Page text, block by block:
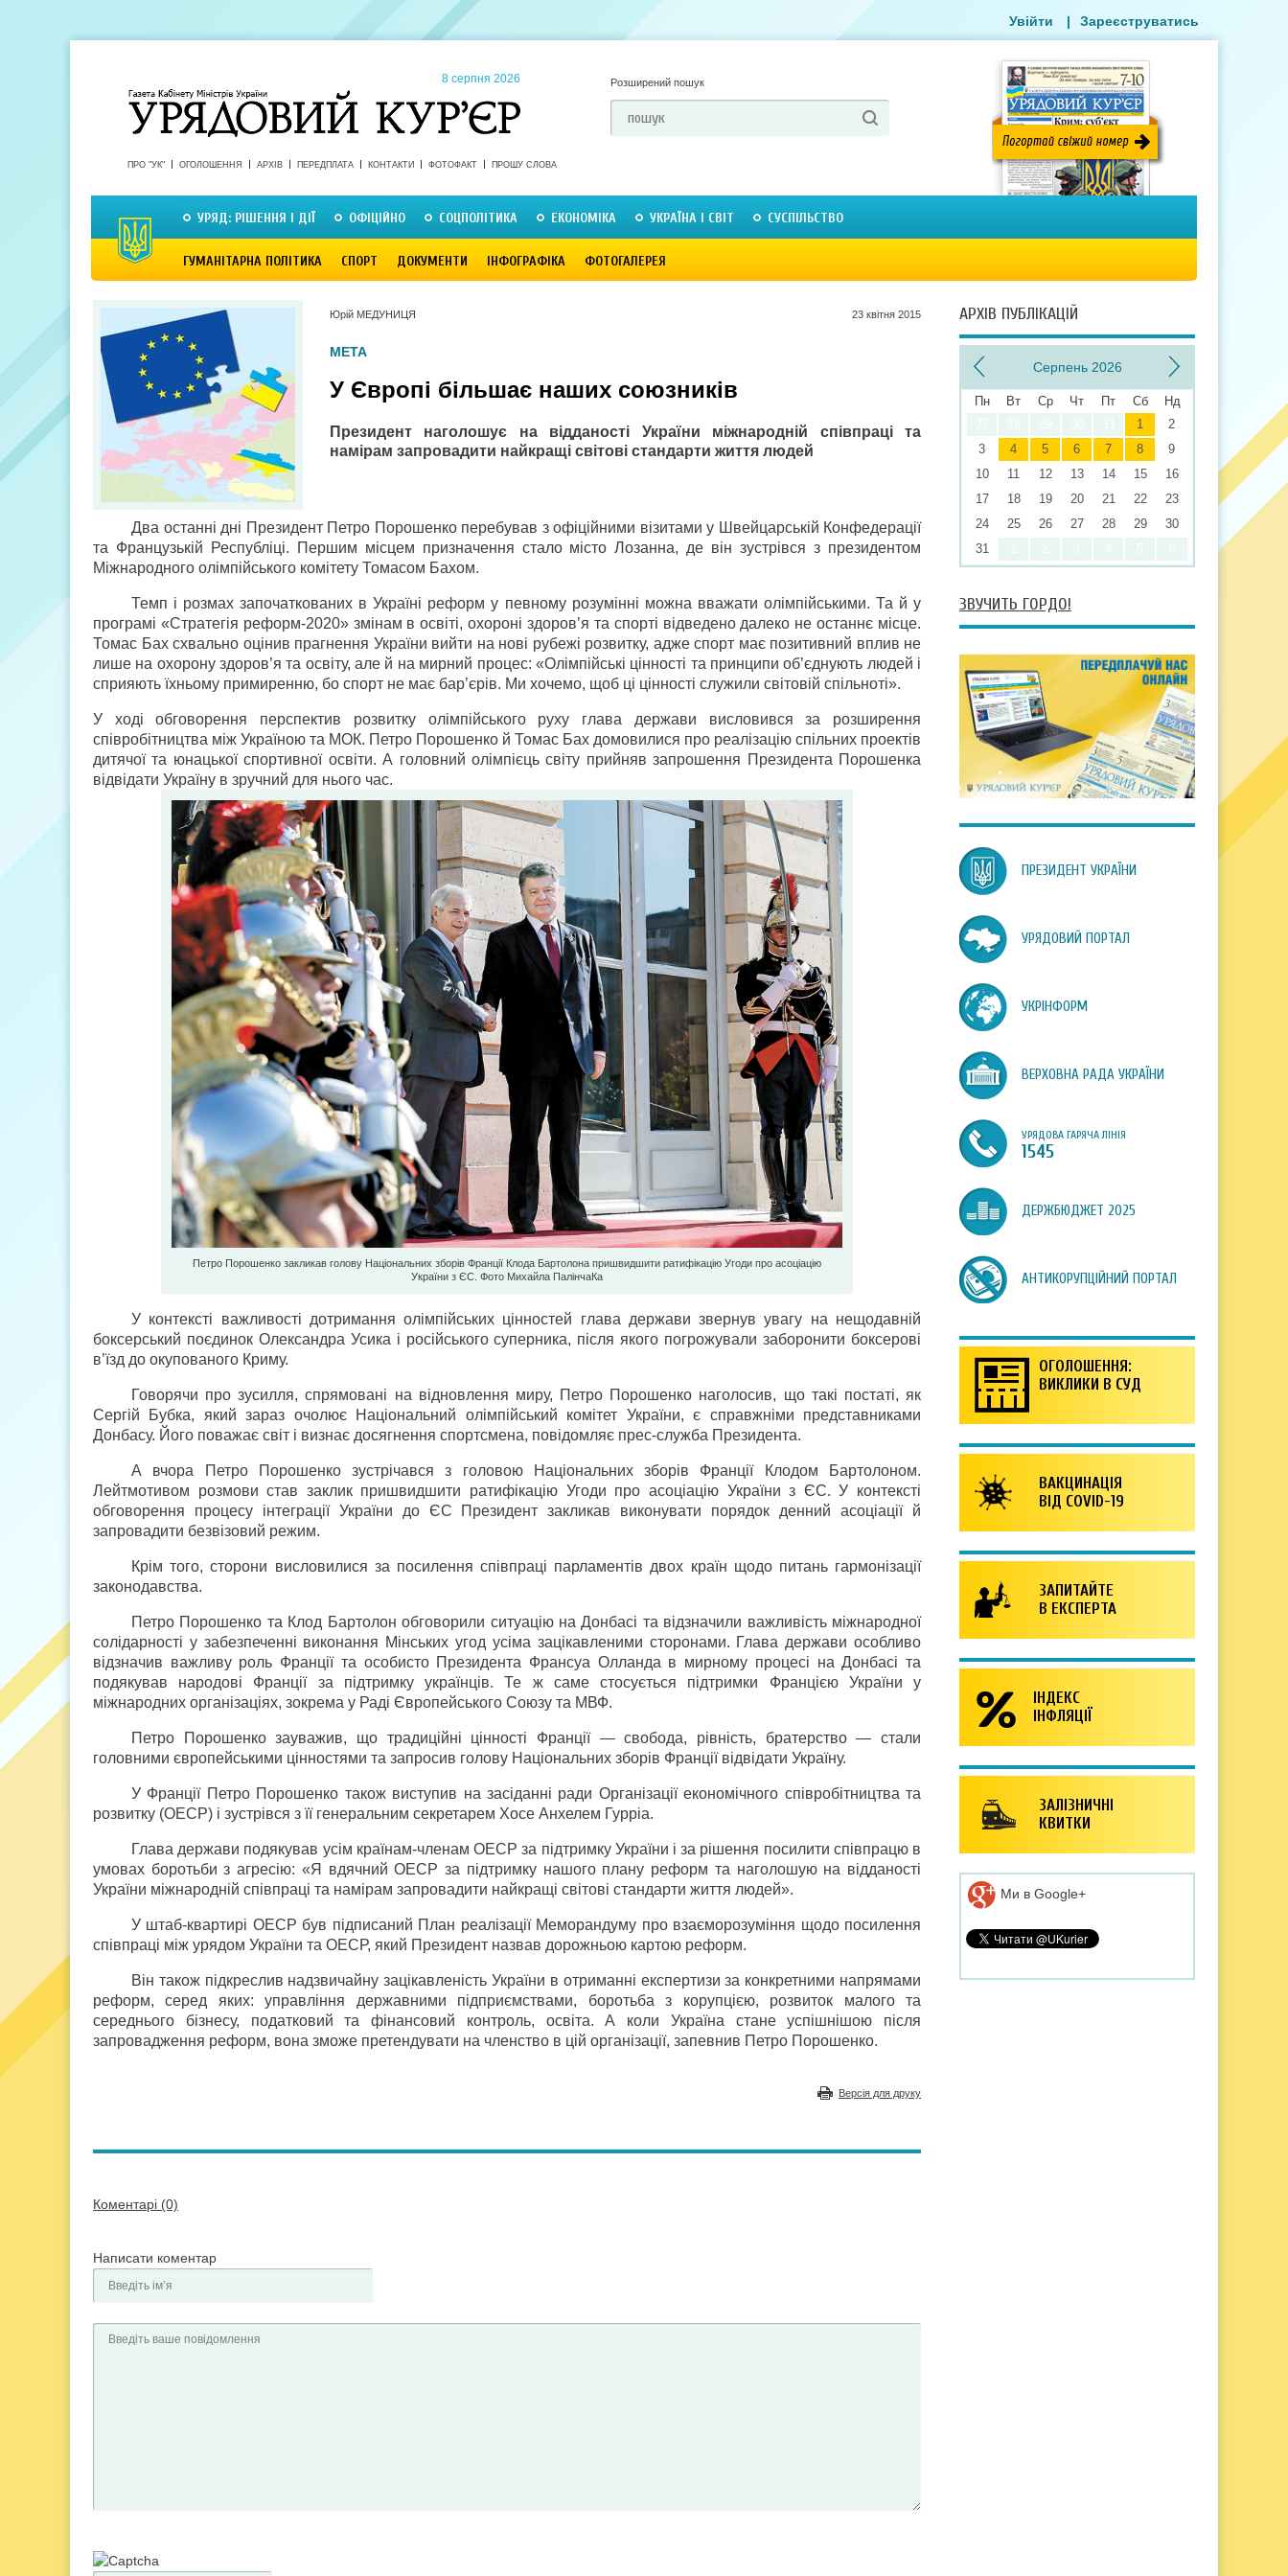
8 серпня 2026 Розширений пошук
ПРО "УК" ОГОЛОШЕННЯ АРХІВ ПЕРЕДПЛАТА КОНТАКТИ ФОТОФАКТ ПРОШУ СЛОВА
УРЯД: РІШЕННЯ І ДІЇ ОФІЦІЙНО СОЦПОЛІТИКА ЕКОНОМІКА УКРАЇНА І СВІТ СУСПІЛЬСТВО
ГУМАНІТАРНА ПОЛІТИКА СПОРТ ДОКУМЕНТИ ІНФОГРАФІКА ФОТОГАЛЕРЕЯ
Увійти | Зареєструватись
Юрій МЕДУНИЦЯ 23 квiтня 2015
МЕТА
У Європі більшає наших союзників
Президент наголошує на відданості України міжнародній співпраці та
намірам запровадити найкращі світові стандарти життя людей
Два останні дні Президент Петро Порошенко перебував з офіційними візитами у Швейцарській Конфедерації
та Французькій Республіці. Першим місцем призначення стало місто Лозанна, де він зустрівся з президентом
Міжнародного олімпійського комітету Томасом Бахом.
Темп і розмах започаткованих в Україні реформ у певному розумінні можна вважати олімпійськими. Та й у
програмі «Стратегія реформ-2020» змінам в освіті, охороні здоров’я та спорті відведено далеко не останнє місце.
Томас Бах схвально оцінив прагнення України вийти на нові рубежі розвитку, адже спорт має позитивний вплив не
лише на охорону здоров’я та освіту, але й на мирний процес: «Олімпійські цінності та принципи об’єднують людей і
сприяють їхньому примиренню, бо спорт не має бар’єрів. Ми хочемо, щоб ці цінності служили світовій спільноті».
У ході обговорення перспектив розвитку олімпійського руху глава держави висловився за розширення
співробітництва між Україною та МОК. Петро Порошенко й Томас Бах домовилися про реалізацію спільних проектів
дитячої та юнацької спортивної освіти. А головний олімпієць світу прийняв запрошення Президента Порошенка
відвідати Україну в зручний для нього час.
Петро Порошенко закликав голову Національних зборів Франції Клода Бартолона пришвидшити ратифікацію Угоди про асоціацію
України з ЄС. Фото Михайла ПалінчаКа
У контексті важливості дотримання олімпійських цінностей глава держави звернув увагу на нещодавній
боксерський поєдинок Олександра Усика і російського суперника, після якого погрожували заборонити боксерові
в’їзд до окупованого Криму.
Говорячи про зусилля, спрямовані на відновлення миру, Петро Порошенко наголосив, що такі постаті, як
Сергій Бубка, який зараз очолює Національний олімпійський комітет України, є справжніми представниками
Донбасу. Його поважає світ і визнає досягнення спортсмена, повідомляє прес-служба Президента.
А вчора Петро Порошенко зустрічався з головою Національних зборів Франції Клодом Бартолоном.
Лейтмотивом розмови став заклик пришвидшити ратифікацію Угоди про асоціацію України з ЄС. У контексті
обговорення процесу інтеграції України до ЄС Президент закликав виконувати порядок денний асоціації й
запровадити безвізовий режим.
Крім того, сторони висловилися за посилення співпраці парламентів двох країн щодо питань гармонізації
законодавства.
Петро Порошенко та Клод Бартолон обговорили ситуацію на Донбасі та відзначили важливість міжнародної
солідарності у забезпеченні виконання Мінських угод усіма зацікавленими сторонами. Глава держави особливо
відзначив важливу роль Франції та особисто Президента Франсуа Олланда в мирному процесі на Донбасі та
подякував народові Франції за підтримку українців. Те ж саме стосується підтримки Францією України у
міжнародних організаціях, зокрема у Раді Європейського Союзу та МВФ.
Петро Порошенко зауважив, що традиційні цінності Франції — свобода, рівність, братерство — стали
головними європейськими цінностями та запросив голову Національних зборів Франції відвідати Україну.
У Франції Петро Порошенко також виступив на засіданні ради Організації економічного співробітництва та
розвитку (ОЕСР) і зустрівся з її генеральним секретарем Хосе Анхелем Гурріа.
Глава держави подякував усім країнам-членам ОЕСР за підтримку України і за рішення посилити співпрацю в
умовах боротьби з агресію: «Я вдячний ОЕСР за підтримку нашого плану реформ та наголошую на відданості
України міжнародній співпраці та намірам запровадити найкращі світові стандарти життя людей».
У штаб-квартирі ОЕСР був підписаний План реалізації Меморандуму про взаєморозуміння щодо посилення
співпраці між урядом України та ОЕСР, який Президент назвав дорожньою картою реформ.
Він також підкреслив надзвичайну зацікавленість України в отриманні експертизи за конкретними напрямами
реформ, серед яких: управління державними підприємствами, боротьба з корупцією, розвиток малого та
середнього бізнесу, податковий та фінансовий контроль, освіта. А коли Україна стане успішнішою після
запровадження реформ, вона зможе претендувати на членство в цій організації, запевнив Петро Порошенко.
Версія для друку
Коментарі (0)
Написати коментар
АРХІВ ПУБЛІКАЦІЙ
Серпень 2026
Пн Вт Ср Чт Пт Сб
Нд
1
2
3
4 5 6 7 8
9
10
11 12 13 14 15
16
17
18 19 20 21 22
23
24
25 26 27 28 29
30
31
ЗВУЧИТЬ ГОРДО!
ПРЕЗИДЕНТ УКРАЇНИ
УРЯДОВИЙ ПОРТАЛ
УКРІНФОРМ
ВЕРХОВНА РАДА УКРАЇНИ
УРЯДОВА ГАРЯЧА ЛІНІЯ
1545
ДЕРЖБЮДЖЕТ 2025
АНТИКОРУПЦІЙНИЙ ПОРТАЛ
ОГОЛОШЕННЯ:
ВИКЛИКИ В СУД
ВАКЦИНАЦІЯ
ВІД COVID-19
ЗАПИТАЙТЕ
В ЕКСПЕРТА
ІНДЕКС
ІНФЛЯЦІЇ
ЗАЛІЗНИЧНІ
КВИТКИ
Ми в Google+